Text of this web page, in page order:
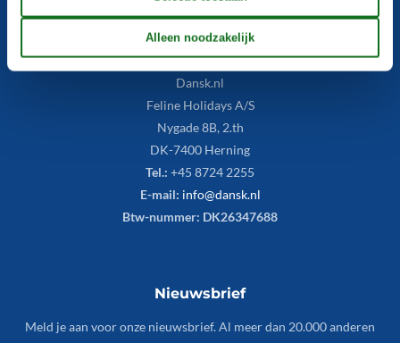
Postadres:
Dansk.nl
Feline Holidays A/S
Nygade 8B, 2.th
DK-7400 Herning
Tel.: +45 8724 2255
E-mail: info@dansk.nl
Btw-nummer: DK26347688
Nieuwsbrief
Meld je aan voor onze nieuwsbrief. Al meer dan 20.000 anderen